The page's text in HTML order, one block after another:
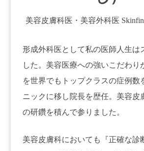
美容皮膚科医・美容外科医
形成外科医として私の医師人生は
した。美容医療への強いこだわり
を世界でもトップクラスの症例数
ニックに移し院長を歴任。美容皮
の研鑽を積んで参りました。
美容皮膚科においても『正確な診